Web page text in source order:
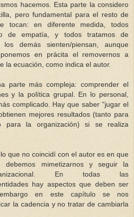
hacemos. Esta parte la considero
pero fundamental para el resto de
tocan: en diferente medida, todos
de empatía, y todos tratamos de
demás sienten/piensan, aunque
en prácita el removernos a
la ecuación, como indica el autor.
parte más compleja: comprender el
y la política grupal. En lo personal,
complicado. Hay que saber "jugar el
mejores resultados (tanto para
para la organización) si se realiza
que no coincidí con el autor es en que
debemos mimetizarnos y seguir la
En todas las
hay aspectos que deben ser
en este capítulo se nos
la cadencia y no tratar de cambiarla